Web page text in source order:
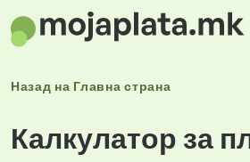
Назад на Главна страна
Калкулатор за